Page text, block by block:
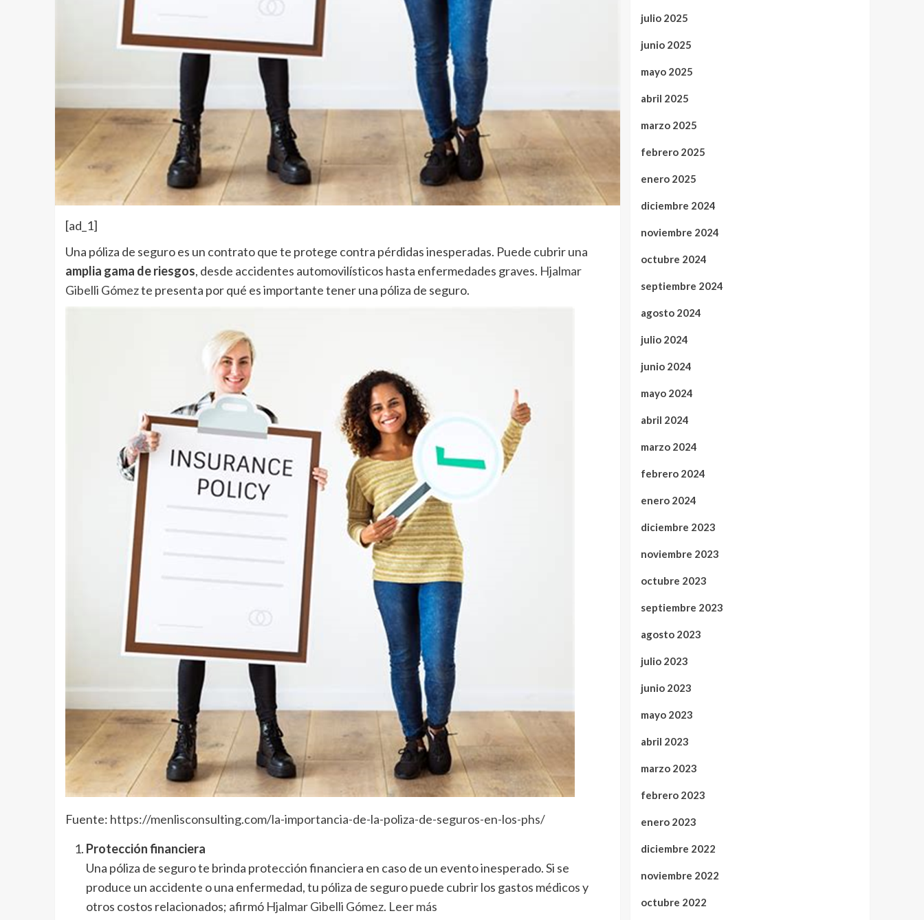
[ad_1]
Una póliza de seguro es un contrato que te protege contra pérdidas inesperadas. Puede cubrir una
amplia gama de riesgos, desde accidentes automovilísticos hasta enfermedades graves. Hjalmar
Gibelli Gómezte presenta por qué es importante tener una póliza de seguro.
Fuente: https://menlisconsulting.com/la-importancia-de-la-poliza-de-seguros-en-los-phs/
Protección financiera
Una póliza de seguro te brinda protección financiera en caso de un evento inesperado. Si se
produce un accidente o una enfermedad, tu póliza de seguro puede cubrir los gastos médicos y
otros costos relacionados; afirmó Hjalmar Gibelli Gómez. Leer más
julio 2025
junio 2025
mayo 2025
abril 2025
marzo 2025
febrero 2025
enero 2025
diciembre 2024
noviembre 2024
octubre 2024
septiembre 2024
agosto 2024
julio 2024
junio 2024
mayo 2024
abril 2024
marzo 2024
febrero 2024
enero 2024
diciembre 2023
noviembre 2023
octubre 2023
septiembre 2023
agosto 2023
julio 2023
junio 2023
mayo 2023
abril 2023
marzo 2023
febrero 2023
enero 2023
diciembre 2022
noviembre 2022
octubre 2022